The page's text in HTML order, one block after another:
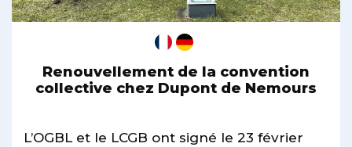
Renouvellement de la convention
collective chez Dupont de Nemours
L’OGBL et le LCGB ont signé le 23 février